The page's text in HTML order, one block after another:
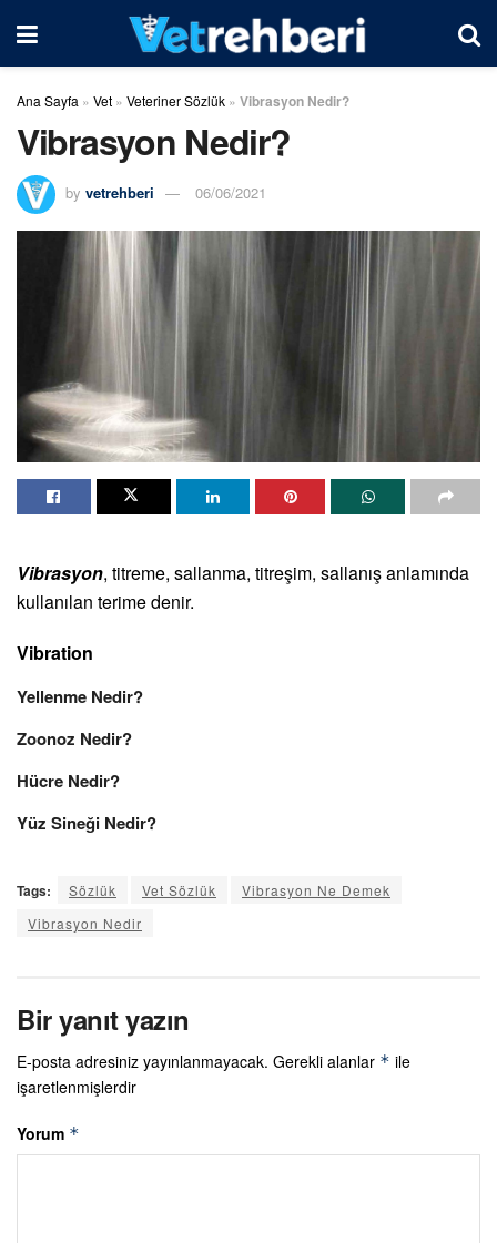
Ana Sayfa » Vet » Veteriner Sözlük » Vibrasyon Nedir?
Vibrasyon Nedir?
by vetrehberi 06/06/2021
Vibrasyon, titreme, sallanma, titreşim, sallanış anlamında
kullanılan terime denir.
Vibration
Yellenme Nedir?
Zoonoz Nedir?
Hücre Nedir?
Yüz Sineği Nedir?
Tags: Sözlük Vet Sözlük
Vibrasyon Ne Demek
Vibrasyon Nedir
Bir yanıt yazın
E-posta adresiniz yayınlanmayacak. Gerekli alanlar * ile
işaretlenmişlerdir
Yorum *